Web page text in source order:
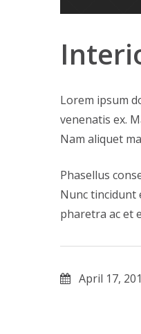
Lorem ipsum
venenatis ex.
Nam aliquet
Phasellus
Nunc tincidunt
pharetra ac et
April 17,